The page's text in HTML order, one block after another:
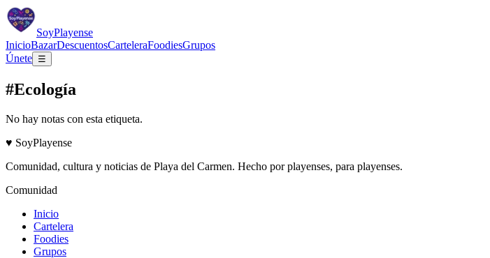
SoyPlayense
InicioBazarDescuentosCarteleraFoodiesGrupos
Únete ☰
#Ecología
No hay notas con esta etiqueta.
♥ SoyPlayense
Comunidad, cultura y noticias de Playa del Carmen. Hecho por playenses, para playenses.
Comunidad
Inicio
Cartelera
Foodies
Grupos